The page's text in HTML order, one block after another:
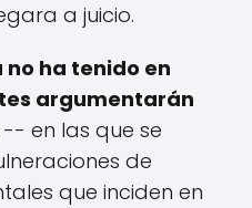
a juicio.
no ha tenido en
argumentarán
-- en las que se
de
que inciden en